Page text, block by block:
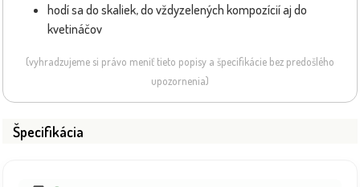
hodí sa do skaliek, do vždyzelených kompozícií aj do
kvetináčov
(vyhradzujeme si právo meniť tieto popisy a špecifikácie bez predošlého
upozornenia)
Špecifikácia